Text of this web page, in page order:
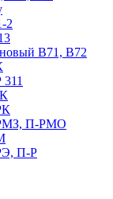
2
В71, В72
РМЗ, П-РМО
П-Р